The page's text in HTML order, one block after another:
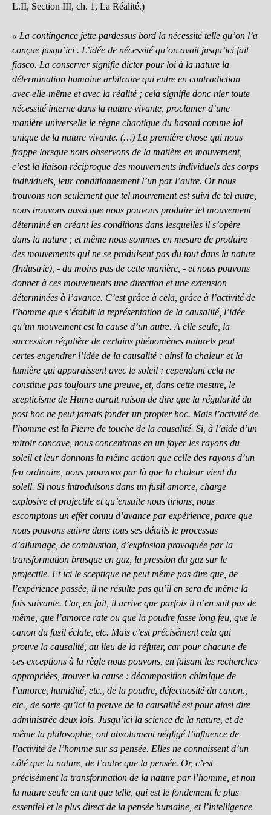
L.II, Section III, ch. 1, La Réalité.)
« La contingence jette pardessus bord la nécessité telle qu’on l’a
conçue jusqu’ici . L’idée de nécessité qu’on avait jusqu’ici fait
fiasco. La conserver signifie dicter pour loi à la nature la
détermination humaine arbitraire qui entre en contradiction
avec elle-même et avec la réalité ; cela signifie donc nier toute
nécessité interne dans la nature vivante, proclamer d’une
manière universelle le règne chaotique du hasard comme loi
unique de la nature vivante. (…) La première chose qui nous
frappe lorsque nous observons de la matière en mouvement,
c’est la liaison réciproque des mouvements individuels des corps
individuels, leur conditionnement l’un par l’autre. Or nous
trouvons non seulement que tel mouvement est suivi de tel autre,
nous trouvons aussi que nous pouvons produire tel mouvement
déterminé en créant les conditions dans lesquelles il s’opère
dans la nature ; et même nous sommes en mesure de produire
des mouvements qui ne se produisent pas du tout dans la nature
(Industrie), - du moins pas de cette manière, - et nous pouvons
donner à ces mouvements une direction et une extension
déterminées à l’avance. C’est grâce à cela, grâce à l’activité de
l’homme que s’établit la représentation de la causalité, l’idée
qu’un mouvement est la cause d’un autre. A elle seule, la
succession régulière de certains phénomènes naturels peut
certes engendrer l’idée de la causalité : ainsi la chaleur et la
lumière qui apparaissent avec le soleil ; cependant cela ne
constitue pas toujours une preuve, et, dans cette mesure, le
scepticisme de Hume aurait raison de dire que la régularité du
post hoc ne peut jamais fonder un propter hoc. Mais l’activité de
l’homme est la Pierre de touche de la causalité. Si, à l’aide d’un
miroir concave, nous concentrons en un foyer les rayons du
soleil et leur donnons la même action que celle des rayons d’un
feu ordinaire, nous prouvons par là que la chaleur vient du
soleil. Si nous introduisons dans un fusil amorce, charge
explosive et projectile et qu’ensuite nous tirions, nous
escomptons un effet connu d’avance par expérience, parce que
nous pouvons suivre dans tous ses détails le processus
d’allumage, de combustion, d’explosion provoquée par la
transformation brusque en gaz, la pression du gaz sur le
projectile. Et ici le sceptique ne peut même pas dire que, de
l’expérience passée, il ne résulte pas qu’il en sera de même la
fois suivante. Car, en fait, il arrive que parfois il n’en soit pas de
même, que l’amorce rate ou que la poudre fasse long feu, que le
canon du fusil éclate, etc. Mais c’est précisément cela qui
prouve la causalité, au lieu de la réfuter, car pour chacune de
ces exceptions à la règle nous pouvons, en faisant les recherches
appropriées, trouver la cause : décomposition chimique de
l’amorce, humidité, etc., de la poudre, défectuosité du canon.,
etc., de sorte qu’ici la preuve de la causalité est pour ainsi dire
administrée deux lois. Jusqu’ici la science de la nature, et de
même la philosophie, ont absolument négligé l’influence de
l’activité de l’homme sur sa pensée. Elles ne connaissent d’un
côté que la nature, de l’autre que la pensée. Or, c’est
précisément la transformation de la nature par l’homme, et non
la nature seule en tant que telle, qui est le fondement le plus
essentiel et le plus direct de la pensée humaine, et l’intelligence